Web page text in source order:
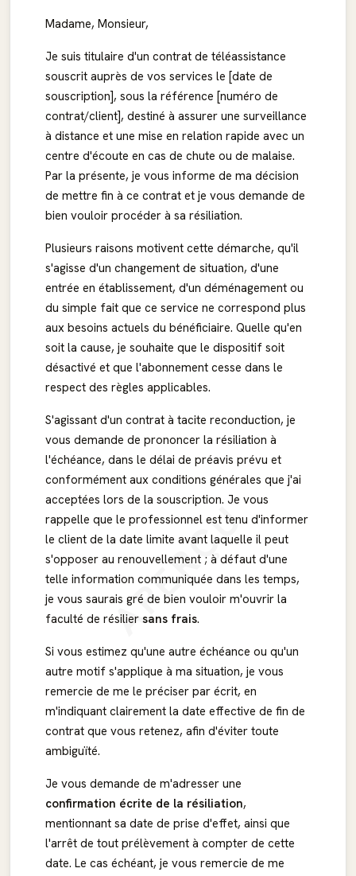
APERÇU
Madame, Monsieur,
Je suis titulaire d'un contrat de téléassistance
souscrit auprès de vos services le [date de
souscription], sous la référence [numéro de
contrat/client], destiné à assurer une surveillance
à distance et une mise en relation rapide avec un
centre d'écoute en cas de chute ou de malaise.
Par la présente, je vous informe de ma décision
de mettre fin à ce contrat et je vous demande de
bien vouloir procéder à sa résiliation.
Plusieurs raisons motivent cette démarche, qu'il
s'agisse d'un changement de situation, d'une
entrée en établissement, d'un déménagement ou
du simple fait que ce service ne correspond plus
aux besoins actuels du bénéficiaire. Quelle qu'en
soit la cause, je souhaite que le dispositif soit
désactivé et que l'abonnement cesse dans le
respect des règles applicables.
S'agissant d'un contrat à tacite reconduction, je
vous demande de prononcer la résiliation à
l'échéance, dans le délai de préavis prévu et
conformément aux conditions générales que j'ai
acceptées lors de la souscription. Je vous
rappelle que le professionnel est tenu d'informer
le client de la date limite avant laquelle il peut
s'opposer au renouvellement ; à défaut d'une
telle information communiquée dans les temps,
je vous saurais gré de bien vouloir m'ouvrir la
faculté de résilier sans frais.
Si vous estimez qu'une autre échéance ou qu'un
autre motif s'applique à ma situation, je vous
remercie de me le préciser par écrit, en
m'indiquant clairement la date effective de fin de
contrat que vous retenez, afin d'éviter toute
ambiguïté.
Je vous demande de m'adresser une
confirmation écrite de la résiliation,
mentionnant sa date de prise d'effet, ainsi que
l'arrêt de tout prélèvement à compter de cette
date. Le cas échéant, je vous remercie de me